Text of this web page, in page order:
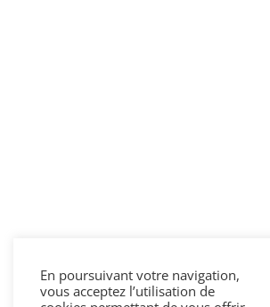
En poursuivant votre navigation,
vous acceptez l’utilisation de